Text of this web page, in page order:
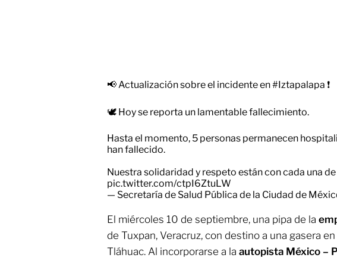
📢 Actualización sobre el incidente en#Iztapalapa ❗️
🕊️ Hoy se reporta un lamentable fallecimiento.
Hasta el momento, 5 personas permanecen
han fallecido.
Nuestra solidaridad y respeto están con cada una
pic.twitter.com/ctpI6ZtuLW
— Secretaría de Salud Pública de la Ciudad de
El miércoles 10 de septiembre, una pipa de la
de Tuxpan, Veracruz, con destino a una gasera en
Tláhuac. Al incorporarse a la autopista México –